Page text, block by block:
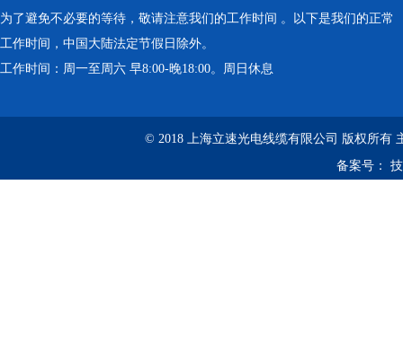
为了避免不必要的等待，敬请注意我们的工作时间 。以下是我们的正常
工作时间，中国大陆法定节假日除外。
工作时间：周一至周六 早8:00-晚18:00。周日休息
© 2018 上海立速光电线缆有限公司 版权所有
备案号：